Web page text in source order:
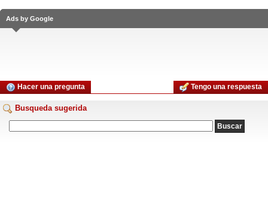
Ads by Google
Hacer una pregunta Tengo una respuesta
Busqueda sugerida